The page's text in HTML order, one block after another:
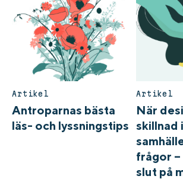
Artikel
Antroparnas bästa
läs- och lyssningstips
Artikel
När
skillnad
frågor
slut på